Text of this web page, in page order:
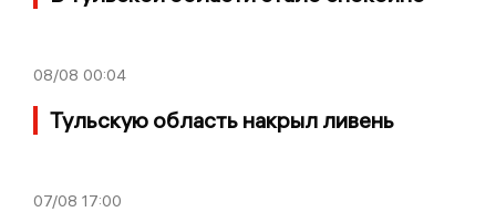
08/08 00:04
Тульскую область накрыл ливень
07/08 17:00